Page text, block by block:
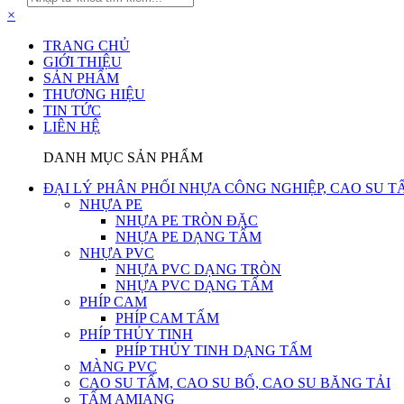
×
TRANG CHỦ
GIỚI THIỆU
SẢN PHẨM
THƯƠNG HIỆU
TIN TỨC
LIÊN HỆ
DANH MỤC SẢN PHẨM
ĐẠI LÝ PHÂN PHỐI NHỰA CÔNG NGHIỆP, CAO SU
NHỰA PE
NHỰA PE TRÒN ĐẶC
NHỰA PE DẠNG TẤM
NHỰA PVC
NHỰA PVC DẠNG TRÒN
NHỰA PVC DẠNG TẤM
PHÍP CAM
PHÍP CAM TẤM
PHÍP THỦY TINH
PHÍP THỦY TINH DẠNG TẤM
MÀNG PVC
CAO SU TẤM, CAO SU BỐ, CAO SU BĂNG TẢI
TẤM AMIANG